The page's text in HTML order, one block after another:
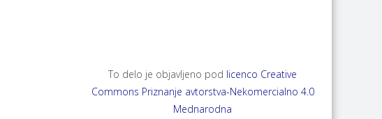
To delo je objavljeno pod licenco Creative
Commons Priznanje avtorstva-Nekomercialno 4.0
Mednarodna